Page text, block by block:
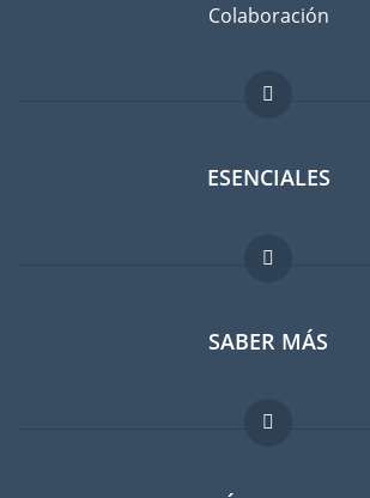
Colaboración
ESENCIALES
Foro para expatriados
Guia para expatriados
Trabajos en el extranjero
SABER MÁS
FAQ